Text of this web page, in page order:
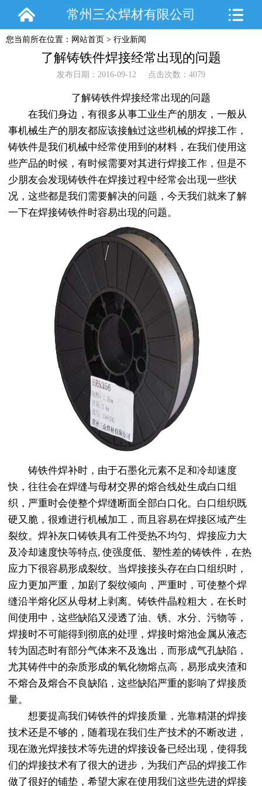
常州三众焊材有限公司
您当前所在位置： 网站首页 > 行业新闻
了解铸铁件焊接经常出现的问题
发布日期：2016-09-12 点击次数：4079
了解铸铁件焊接经常出现的问题
在我们身边，有很多从事工业生产的朋友，一般从
事机械生产的朋友都应该接触过这些机械的焊接工作，
铸铁件是我们机械中经常使用到的材料，在我们使用这
些产品的时候，有时候需要对其进行焊接工作，但是不
少朋友会发现铸铁件在焊接过程中经常会出现一些状
况，这些都是我们需要解决的问题，今天我们就来了解
一下在焊接铸铁件时容易出现的问题。
铸铁件焊补时，由于石墨化元素不足和冷却速度
快，往往会在焊缝与母材交界的熔合线处生成白口组
织，严重时会使整个焊缝断面全部白口化。白口组织既
硬又脆，很难进行机械加工，而且容易在焊接区域产生
裂纹。焊补灰口铸铁具有工件受热不均匀、焊接应力大
及冷却速度快等特点, 使强度低、塑性差的铸铁件，在热
应力下很容易形成裂纹。当焊接接头存在白口组织时，
应力更加严重，加剧了裂纹倾向，严重时，可使整个焊
缝沿半熔化区从母材上剥离。铸铁件晶粒粗大，在长时
间使用中，这些缺陷又浸透了油、锈、水分、污物等，
焊接时不可能得到彻底的处理，焊接时熔池金属从液态
转为固态时有部分气体来不及逸出，而形成气孔缺陷，
尤其铸件中的杂质形成的氧化物熔点高，易形成夹渣和
不熔合及熔合不良缺陷，这些缺陷严重的影响了焊接质
量。
想要提高我们铸铁件的焊接质量，光靠精湛的焊接
技术还是不够的，随着现在我们生产技术的不断改进，
现在激光焊接技术等先进的焊接设备已经出现，使得我
们的焊接技术有了很大的进步，为我们产品的焊接工作
做了很好的铺垫，希望大家在使用我们这些先进的焊接